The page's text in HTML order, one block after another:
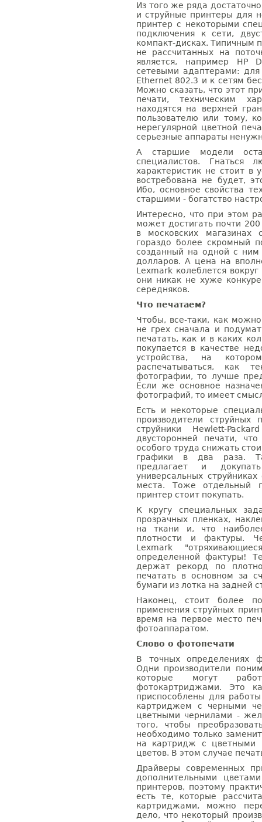
Из того же ряда
и струйные принтеры для
принтер с некоторыми
подключения к сети,
компакт-дисках. Типичным
не рассчитанных на
является, например HP
сетевыми адаптерами:
Ethernet 802.3 и к сетям
Можно сказать, что этот
печати, техническим
находятся на верхней
пользователю или тому,
нерегулярной цветной
серьезные аппараты
А старшие модели
специалистов. Гнаться
характеристик не стоит в
востребована не будет,
Ибо, основное свойства
старшими - богатство
Интересно, что при этом
может достигать почти
в московских
гораздо более скромный
созданный на одной с ним
долларов. А цена на
Lexmark колеблется
они никак не хуже
середняков.
Что печатаем?
Чтобы, все-таки, как
не грех сначала и
печатать, как и в каких
покупается в качестве
устройства, на
распечатываться, как
фотографии, то лучше
Если же основное
фотографий, то имеет
Есть и некоторые
производители струйных
струйники Hewlett-
двусторонней печати,
особого труда снижать
графики в два раза.
предлагает и
универсальных
места. Тоже отдельный
принтер стоит покупать.
К кругу специальных
прозрачных пленках,
на ткани и, что
плотности и фактуры.
Lexmark
определенной фактуры!
держат рекорд по
печатать в основном за
бумаги из лотка на задней
Наконец, стоит более
применения струйных
время на первое место
фотоаппаратом.
Слово о фотопечати
В точных определениях
Одни производители
которые могут
фотокартриджами. Это
приспособлены для
картриджем с черными
цветными чернилами -
того, чтобы
необходимо только
на картридж с цветными
цветов. В этом случае
Драйверы современных
дополнительными
принтеров, поэтому
есть те, которые
картриджами, можно
дело, что некоторый